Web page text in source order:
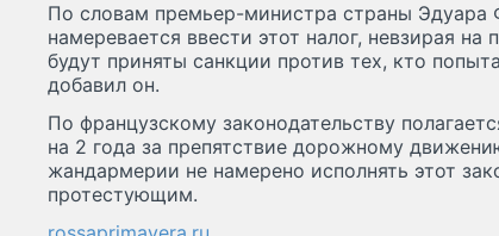
По словам премьер-министра страны Эдуара
намеревается ввести этот налог, невзирая
будут приняты санкции против тех, кто
добавил он.
По французскому законодательству
на 2 года за препятствие дорожному
жандармерии не намерено исполнять этот
протестующим.